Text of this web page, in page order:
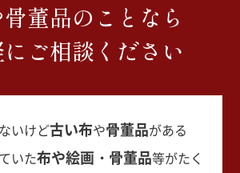
董品のことなら
ご相談ください
いけど古い布や骨董品がある
いた布や絵画・骨董品等がたく